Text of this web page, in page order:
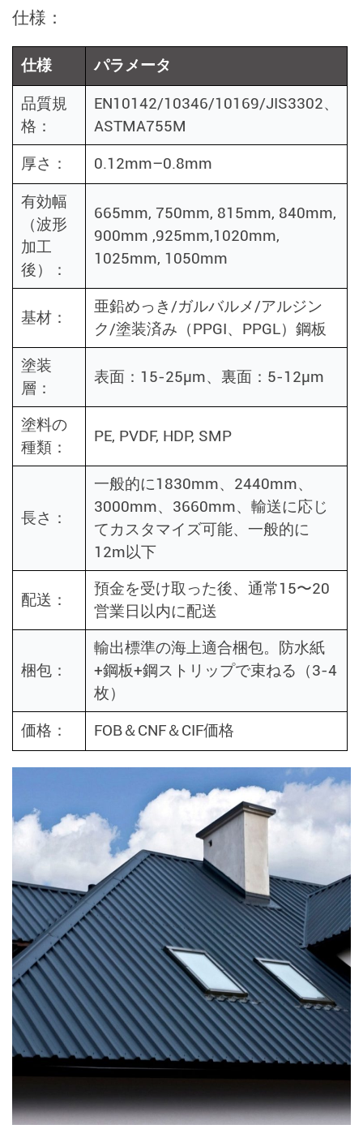
仕様：
仕様 パラメータ
品質規
格：
EN10142/10346/10169/JIS3302、
ASTMA755M
厚さ： 0.12mm–0.8mm
有効幅
（波形
加工
後）：
665mm, 750mm, 815mm, 840mm,
900mm ,925mm,1020mm,
1025mm, 1050mm
基材：
亜鉛めっき/ガルバルメ/アルジン
ク/塗装済み（PPGI、PPGL）鋼板
塗装
層：
表面：15-25μm、裏面：5-12μm
塗料の
種類：
PE, PVDF, HDP, SMP
長さ：
一般的に1830mm、2440mm、
3000mm、3660mm、輸送に応じ
てカスタマイズ可能、一般的に
12m以下
配送：
預金を受け取った後、通常15〜20
営業日以内に配送
梱包：
輸出標準の海上適合梱包。防水紙
+鋼板+鋼ストリップで束ねる（3-4
枚）
価格： FOB＆CNF＆CIF価格